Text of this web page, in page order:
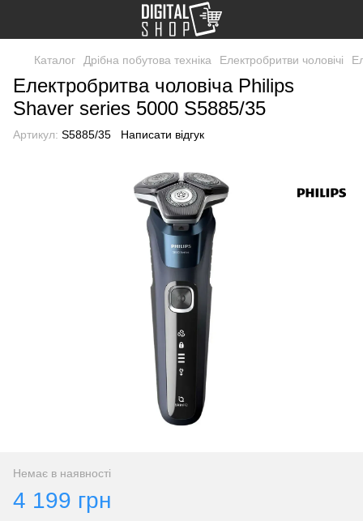
Каталог Дрібна побутова техніка Електробритви чоловічі
Електробритва чоловіча Philips
Shaver series 5000 S5885/35
Артикул: S5885/35 Написати відгук
Немає в наявності
4 199 грн